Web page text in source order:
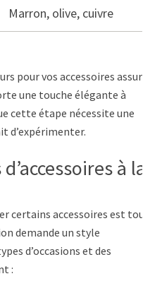
Marron, olive, cuivre
pour vos accessoires assure
une touche élégante à
cette étape nécessite une
d’expérimenter.
à la
certains accessoires est tout
demande un style
d’occasions et des
: